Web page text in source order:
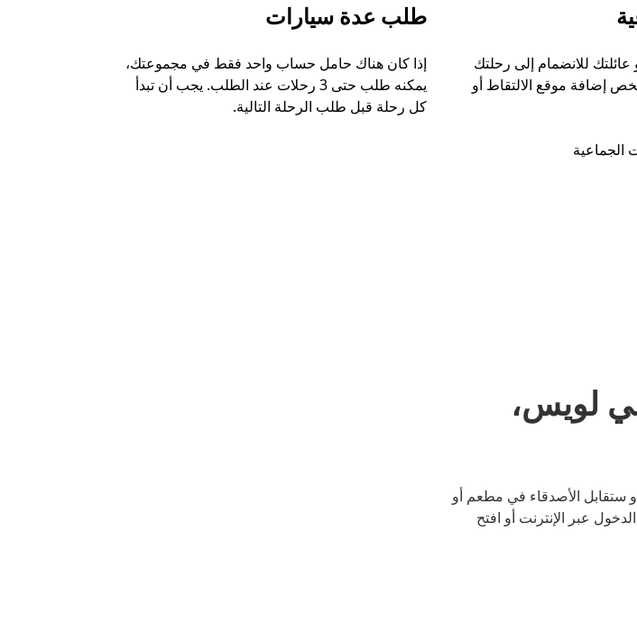
للانضمام إلى رحلتك
إضافة موقع الالتقاط أو
الجماعية
طلب عدة سيارات
إذا كان هناك حامل حساب واحد فقط في مجموعتك،
يمكنه طلب حتى 3 رحلات عند الطلب. يجب أن تبدأ
كل رحلة قبل طلب الرحلة التالية.
لويس،
ستقابل الأصدقاء في مطعم أو
عبر الإنترنت أو افتح